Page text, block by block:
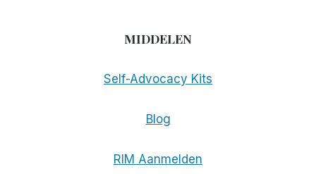
MIDDELEN
Self-Advocacy Kits
Blog
RIM Aanmelden